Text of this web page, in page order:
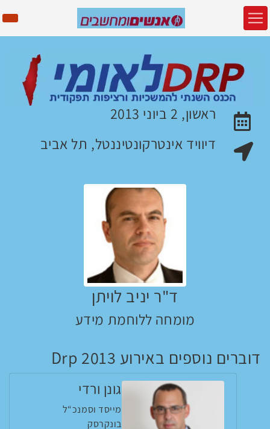
האירוע יתקיים בתאריך
ראשון, 2 ביוני 2013
מקום האירוע:
דיוויד אינטרקונטיננטל, תל אביב
ד"ר יניב לויתן
מומחה ללוחמת מידע
דוברים נוספים באירוע Drp 2013
גונן ורדי
מייסד וסמנכ“ל
בונקרסק